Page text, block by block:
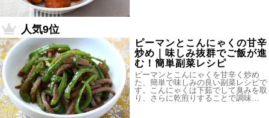
人気9位
ピーマンとこんにゃくの甘辛
炒め｜味しみ抜群でご飯が進
む！簡単副菜レシピ
ピーマンとこんにゃくを甘辛く炒め
た、簡単で味しみの良い副菜レシピで
す。こんにゃくは下茹でして臭みを取
り、さらに乾煎りすることで調味…